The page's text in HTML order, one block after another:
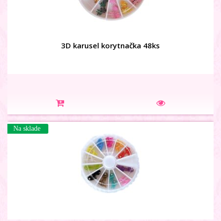
3D karusel korytnačka 48ks
3D karusel mier